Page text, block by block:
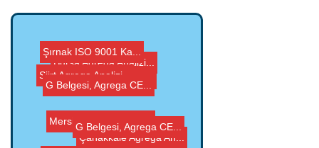
Çanakkale Agrega An...
Bursa Agrega Analizi...
Mersin Agrega Analiz...
Şırnak ISO 9001 Ka...
G Belgesi, Agrega CE...
Niğde Agrega Analiz...